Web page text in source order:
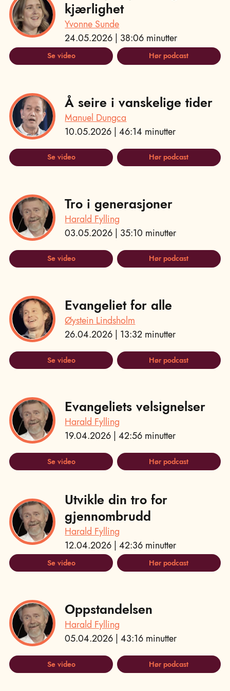
kjærlighet
Yvonne Sunde
24.05.2026 | 38:06 minutter
Se video Hør podcast
Å seire i vanskelige tider
Manuel Dungca
10.05.2026 | 46:14 minutter
Se video Hør podcast
Tro i generasjoner
Harald Fylling
03.05.2026 | 35:10 minutter
Se video Hør podcast
Evangeliet for alle
Øystein Lindsholm
26.04.2026 | 13:32 minutter
Se video Hør podcast
Evangeliets velsignelser
Harald Fylling
19.04.2026 | 42:56 minutter
Se video Hør podcast
Utvikle din tro for
gjennombrudd
Harald Fylling
12.04.2026 | 42:36 minutter
Se video Hør podcast
Oppstandelsen
Harald Fylling
05.04.2026 | 43:16 minutter
Se video Hør podcast